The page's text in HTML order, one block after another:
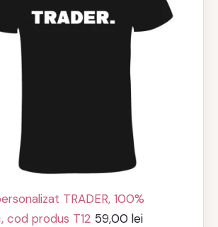
TRADER, 100%
cod produs T12 59,00lei